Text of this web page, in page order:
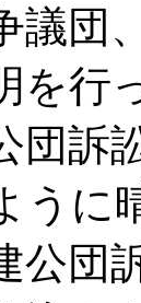
議団
を行
訴
うに
公団